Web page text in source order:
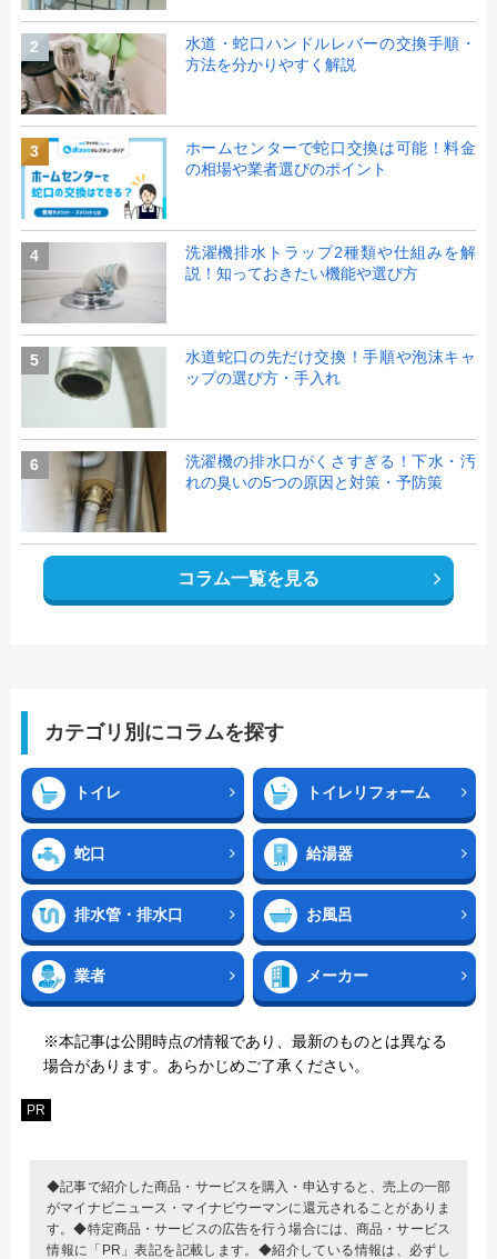
2
水道・蛇口ハンドルレバーの交換手順・
方法を分かりやすく解説
3
ホームセンターで蛇口交換は可能！料金
の相場や業者選びのポイント
4
洗濯機排水トラップ2種類や仕組みを解
説！知っておきたい機能や選び方
5
水道蛇口の先だけ交換！手順や泡沫キャ
ップの選び方・手入れ
6
洗濯機の排水口がくさすぎる！下水・汚
れの臭いの5つの原因と対策・予防策
コラム一覧を見る
カテゴリ別にコラムを探す
トイレ トイレリフォーム
蛇口 給湯器
排水管・排水口 お風呂
業者 メーカー
※本記事は公開時点の情報であり、最新のものとは異なる
場合があります。あらかじめご了承ください。
PR
◆記事で紹介した商品・サービスを購入・申込すると、売上の一部
がマイナビニュース・マイナビウーマンに還元されることがありま
す。◆特定商品・サービスの広告を行う場合には、商品・サービス
情報に「PR」表記を記載します。◆紹介している情報は、必ずし